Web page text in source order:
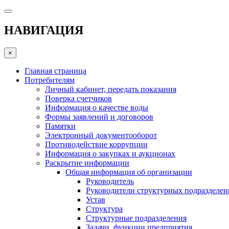
НАВИГАЦИЯ
×
Главная страница
Потребителям
Личный кабинет, передать показания
Поверка счетчиков
Информация о качестве воды
Формы заявлений и договоров
Памятки
Электронный документооборот
Противодействие коррупции
Информация о закупках и аукционах
Раскрытие информации
Общая информация об организации
Руководитель
Руководители структурных
Устав
Структура
Структурные подразделения
Задачи, функции предприятия